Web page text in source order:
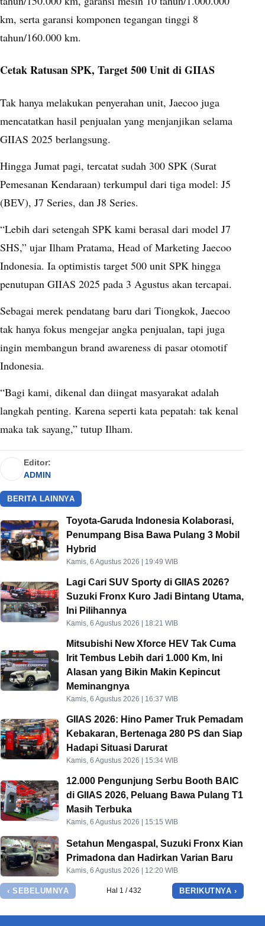
km, serta garansi komponen tegangan tinggi 8
tahun/160.000 km.
Cetak Ratusan SPK, Target 500 Unit di GIIAS
Tak hanya melakukan penyerahan unit, Jaecoo juga
mencatatkan hasil penjualan yang menjanjikan selama
GIIAS 2025 berlangsung.
Hingga Jumat pagi, tercatat sudah 300 SPK (Surat
Pemesanan Kendaraan) terkumpul dari tiga model: J5
(BEV), J7 Series, dan J8 Series.
“Lebih dari setengah SPK kami berasal dari model J7
SHS,” ujar Ilham Pratama, Head of Marketing Jaecoo
Indonesia. Ia optimistis target 500 unit SPK hingga
penutupan GIIAS 2025 pada 3 Agustus akan tercapai.
Sebagai merek pendatang baru dari Tiongkok, Jaecoo
tak hanya fokus mengejar angka penjualan, tapi juga
ingin membangun brand awareness di pasar otomotif
Indonesia.
“Bagi kami, dikenal dan diingat masyarakat adalah
langkah penting. Karena seperti kata pepatah: tak kenal
maka tak sayang,” tutup Ilham.
Editor:
ADMIN
BERITA LAINNYA
Toyota-Garuda Indonesia Kolaborasi,
Penumpang Bisa Bawa Pulang 3 Mobil
Hybrid
Kamis, 6 Agustus 2026 | 19:49 WIB
Lagi Cari SUV Sporty di GIIAS 2026?
Suzuki Fronx Kuro Jadi Bintang Utama,
Ini Pilihannya
Kamis, 6 Agustus 2026 | 18:21 WIB
Mitsubishi New Xforce HEV Tak Cuma
Irit Tembus Lebih dari 1.000 Km, Ini
Alasan yang Bikin Makin Kepincut
Meminangnya
Kamis, 6 Agustus 2026 | 16:37 WIB
GIIAS 2026: Hino Pamer Truk Pemadam
Kebakaran, Bertenaga 280 PS dan Siap
Hadapi Situasi Darurat
Kamis, 6 Agustus 2026 | 15:34 WIB
12.000 Pengunjung Serbu Booth BAIC
di GIIAS 2026, Peluang Bawa Pulang T1
Masih Terbuka
Kamis, 6 Agustus 2026 | 15:15 WIB
Setahun Mengaspal, Suzuki Fronx Kian
Primadona dan Hadirkan Varian Baru
Kamis, 6 Agustus 2026 | 12:20 WIB
‹ SEBELUMNYA Hal 1 / 432 BERIKUTNYA ›